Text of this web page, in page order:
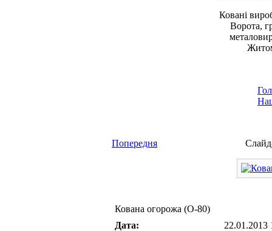
Ковані
Ворота,
Попередня
Кована огорожа (О-80)
Дата:
22.01.2013